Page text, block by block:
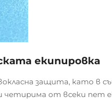
екипировка
защита, като в
четирима от всеки пет